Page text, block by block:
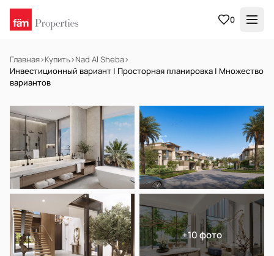
0
Главная›Купить›Nad Al Sheba›
Инвестиционный вариант | Просторная планировка | Множество
вариантов
НА ПРОДАЖУ Off-plan
+10 фото